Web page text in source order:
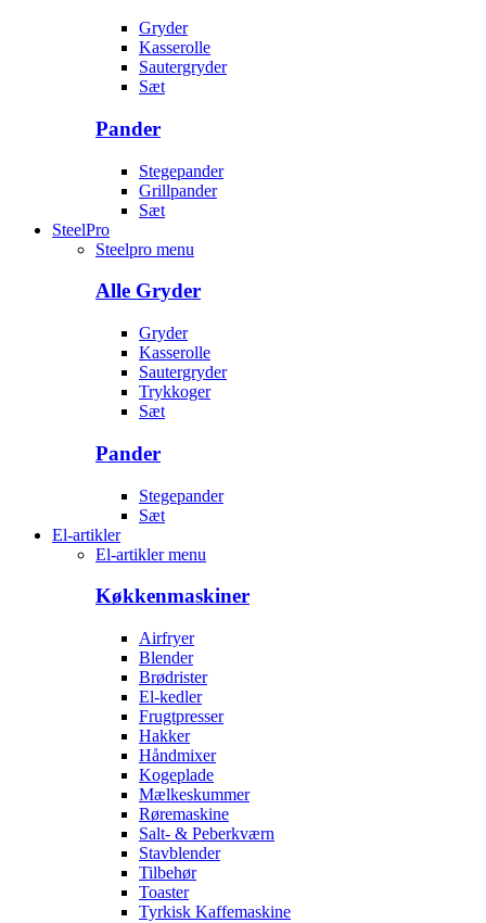
Gryder
Kasserolle
Sautergryder
Sæt
Pander
Stegepander
Grillpander
Sæt
SteelPro
Steelpro menu
Alle Gryder
Gryder
Kasserolle
Sautergryder
Trykkoger
Sæt
Pander
Stegepander
Sæt
El-artikler
El-artikler menu
Køkkenmaskiner
Airfryer
Blender
Brødrister
El-kedler
Frugtpresser
Hakker
Håndmixer
Kogeplade
Mælkeskummer
Røremaskine
Salt- & Peberkværn
Stavblender
Tilbehør
Toaster
Tyrkisk Kaffemaskine